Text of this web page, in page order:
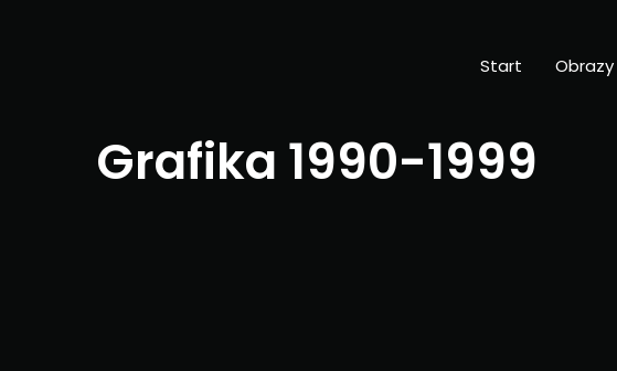
Start Obrazy
Grafika 1990-1999